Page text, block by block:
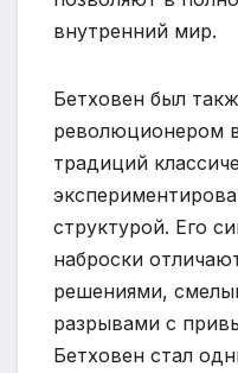
внутренний мир.
Бетховен был
революционером
традиций
структурой. Его
наброски
решениями,
разрывами с
Бетховен стал